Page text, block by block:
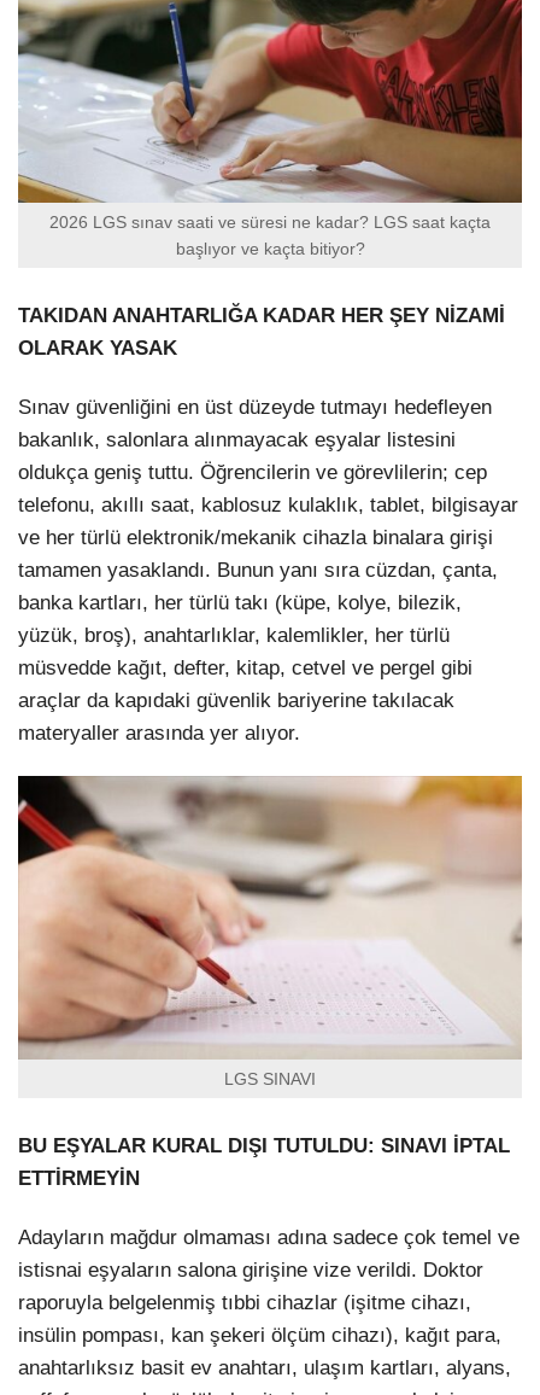
2026 LGS sınav saati ve süresi ne kadar? LGS saat kaçta
başlıyor ve kaçta bitiyor?
TAKIDAN ANAHTARLIĞA KADAR HER ŞEY NİZAMİ
OLARAK YASAK
Sınav güvenliğini en üst düzeyde tutmayı hedefleyen
bakanlık, salonlara alınmayacak eşyalar listesini
oldukça geniş tuttu. Öğrencilerin ve görevlilerin; cep
telefonu, akıllı saat, kablosuz kulaklık, tablet, bilgisayar
ve her türlü elektronik/mekanik cihazla binalara girişi
tamamen yasaklandı. Bunun yanı sıra cüzdan, çanta,
banka kartları, her türlü takı (küpe, kolye, bilezik,
yüzük, broş), anahtarlıklar, kalemlikler, her türlü
müsvedde kağıt, defter, kitap, cetvel ve pergel gibi
araçlar da kapıdaki güvenlik bariyerine takılacak
materyaller arasında yer alıyor.
LGS SINAVI
BU EŞYALAR KURAL DIŞI TUTULDU: SINAVI İPTAL
ETTİRMEYİN
Adayların mağdur olmaması adına sadece çok temel ve
istisnai eşyaların salona girişine vize verildi. Doktor
raporuyla belgelenmiş tıbbi cihazlar (işitme cihazı,
insülin pompası, kan şekeri ölçüm cihazı), kağıt para,
anahtarlıksız basit ev anahtarı, ulaşım kartları, alyans,